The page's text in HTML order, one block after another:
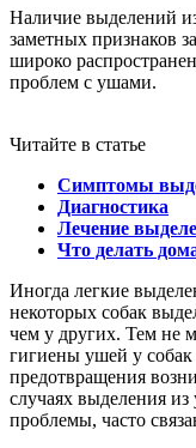
Наличие выделений
заметных признаков
широко
проблем с ушами.
Читайте в статье
Симптомы
Диагностика
Лечение
Что делать
Иногда легкие
некоторых собак
чем у других. Тем не
гигиены ушей у собак
предотвращения
случаях выделения
проблемы, часто